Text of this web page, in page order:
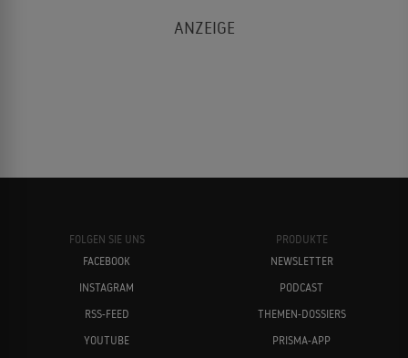
FOLGEN SIE UNS
FACEBOOK
INSTAGRAM
RSS-FEED
YOUTUBE
PRODUKTE
NEWSLETTER
PODCAST
THEMEN-DOSSIERS
PRISMA-APP